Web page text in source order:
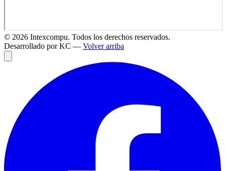
© 2026 Intexcompu. Todos los derechos reservados.
Desarrollado por KC — Volver arriba